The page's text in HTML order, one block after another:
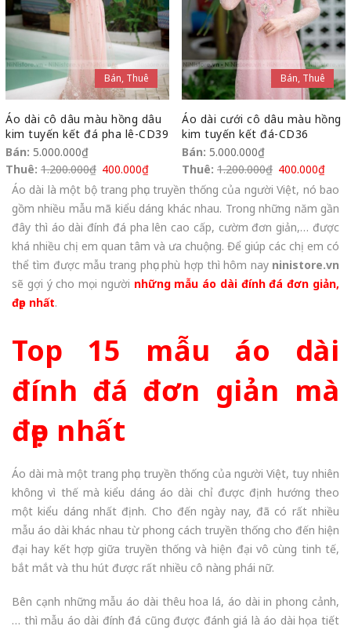
Bán, Thuê
Áo dài cô dâu màu hồng dâu
kim tuyến kết đá pha lê-CD39
Bán: 5.000.000₫
Thuê: 1.200.000₫ 400.000₫
Bán, Thuê
Áo dài cưới cô dâu màu hồng
kim tuyến kết đá-CD36
Bán: 5.000.000₫
Thuê: 1.200.000₫ 400.000₫
Áo dài là một bộ trang phục truyền thống của người Việt, nó bao
gồm nhiều mẫu mã kiểu dáng khác nhau. Trong những năm gần
đây thì áo dài đính đá pha lên cao cấp, cườm đơn giản,… được
khá nhiều chị em quan tâm và ưa chuộng. Để giúp các chị em có
thể tìm được mẫu trang phục phù hợp thì hôm nay ninistore.vn
sẽ gợi ý cho mọi người những mẫu áo dài đính đá đơn giản,
đẹp nhất.
Top 15 mẫu áo dài
đính đá đơn giản mà
đẹp nhất
Áo dài mà một trang phục truyền thống của người Việt, tuy nhiên
không vì thế mà kiểu dáng áo dài chỉ được định hướng theo
một kiểu dáng nhất định. Cho đến ngày nay, đã có rất nhiều
mẫu áo dài khác nhau từ phong cách truyền thống cho đến hiện
đại hay kết hợp giữa truyền thống và hiện đại vô cùng tinh tế,
bắt mắt và thu hút được rất nhiều cô nàng phái nữ.
Bên cạnh những mẫu áo dài thêu hoa lá, áo dài in phong cảnh,
… thì mẫu áo dài đính đá cũng được đánh giá là áo dài họa tiết